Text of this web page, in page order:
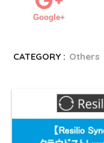
Google+
CATEGORY : Others